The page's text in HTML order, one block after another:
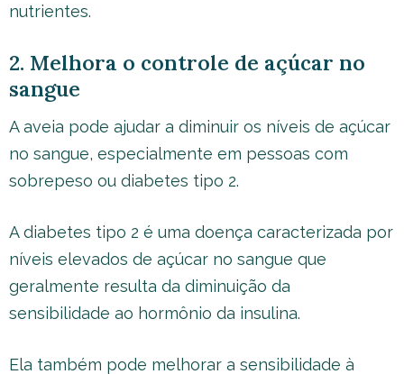
nutrientes.
2. Melhora o controle de açúcar no
sangue
A aveia pode ajudar a diminuir os níveis de açúcar
no sangue, especialmente em pessoas com
sobrepeso ou diabetes tipo 2.
A diabetes tipo 2 é uma doença caracterizada por
níveis elevados de açúcar no sangue que
geralmente resulta da diminuição da
sensibilidade ao hormônio da insulina.
Ela também pode melhorar a sensibilidade à